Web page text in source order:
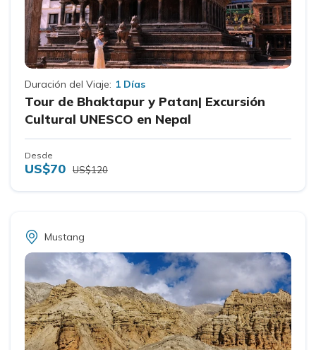
Duración del Viaje: 1 Días
Tour de Bhaktapur y Patan| Excursión
Cultural UNESCO en Nepal
Desde
US$70 US$120
Mustang